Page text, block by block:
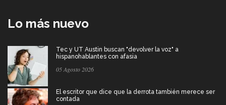
Lo más nuevo
Tec y UT Austin buscan "devolver la voz" a
hispanohablantes con afasia
05 Agosto 2026
El escritor que dice que la derrota también merece ser
contada